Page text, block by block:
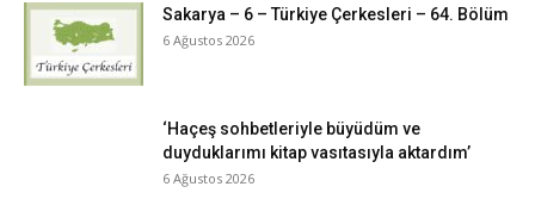
Sakarya – 6 – Türkiye Çerkesleri – 64. Bölüm
6 Ağustos 2026
‘Haçeş sohbetleriyle büyüdüm ve
duyduklarımı kitap vasıtasıyla aktardım’
6 Ağustos 2026